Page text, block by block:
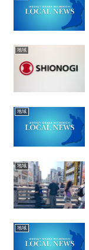
地域
地域
地域
地域